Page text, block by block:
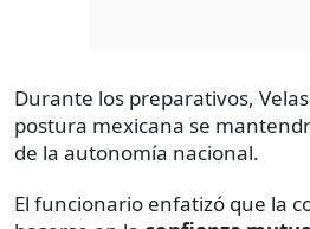
Durante los preparativos,
postura mexicana se
de la autonomía nacional.
El funcionario enfatizó que la